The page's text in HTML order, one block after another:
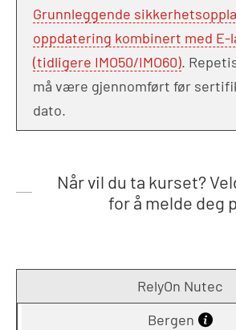
Grunnleggende
oppdatering kombinert med
(tidligere IMO50/IMO60).
må være gjennomført før
dato.
Når vil du ta kurset?
for å melde deg
RelyOn Nutec
Bergen